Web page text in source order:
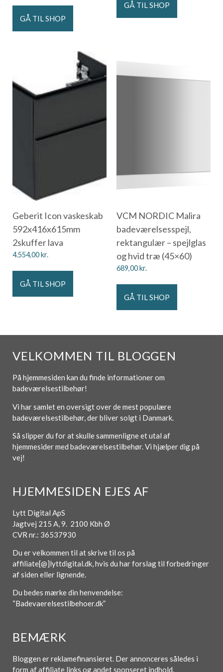
GÅ TIL SHOP
GÅ TIL SHOP
Geberit Icon vaskeskab
592x416x615mm
2skuffer lava
4.554,00kr.
GÅ TIL SHOP
VCM NORDIC Malira
badeværelsesspejl,
rektangulær – spejlglas
og hvid træ (45×60)
689,00kr.
GÅ TIL SHOP
VELKOMMEN TIL BLOGGEN
På hjemmesiden kan du finde informationer om
badeværelsestilbehør!
Vi har samlet en oversigt over de mest populære
badeværelsestilbehør, der bliver solgt i Danmark.
Så slipper du for at skulle sammenligne et utal af
hjemmesider med badeværelsestilbehør. Vi hjælper dig på
vej!
HJEMMESIDEN EJES AF
Lytt Digital ApS
Jagtvej 215 A, 9. 2100 Kbh Ø
CVR nr.: 36537930
Du er velkommen til at skrive til os på
affiliate[@]lyttdigital.dk, hvis du har forslag til forbedringer
af siden eller lignende.
Du bedes mærke din henvendelse:
“Badevaerelsestilbehoer.dk”
BEMÆRK
Bloggen er reklamefinansieret. Der annonceres således i
form af affiliate links og andet sponseret indhold.